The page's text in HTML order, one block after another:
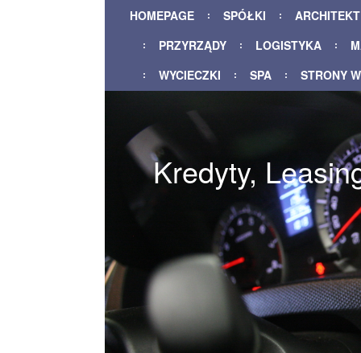
HOMEPAGE SPÓŁKI
PRZYRZĄDY
LOGISTYKA
WYCIECZKI
SPA STRONY
Kredyty,